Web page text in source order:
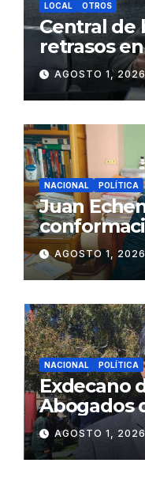
LOCAL OTROS
Central de
retrasos
de Agua y
Juliaca
AGOSTO 1,
NACIONAL POLÍTICA
Juan
gabinete
Fujimori
AGOSTO 1, 2026
NACIONAL POLÍTICA
Exdecano
Abogados
ciudadana
AGOSTO 1, 2026